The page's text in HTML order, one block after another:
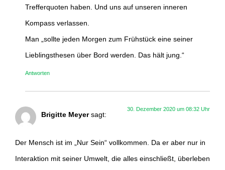
Trefferquoten haben. Und uns auf unseren inneren
Kompass verlassen.
Man „sollte jeden Morgen zum Frühstück eine seiner
Lieblingsthesen über Bord werden. Das hält jung.“
Antworten
Brigitte Meyer sagt:
30. Dezember 2020 um 08:32 Uhr
Der Mensch ist im „Nur Sein“ vollkommen. Da er aber nur in
Interaktion mit seiner Umwelt, die alles einschließt, überleben